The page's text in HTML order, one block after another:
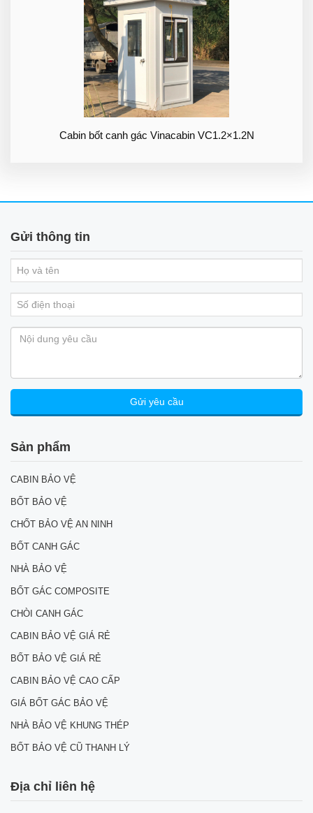
Cabin bốt canh gác Vinacabin VC1.2×1.2N
Gửi thông tin
Sản phẩm
CABIN BẢO VỆ
BỐT BẢO VỆ
CHỐT BẢO VỆ AN NINH
BỐT CANH GÁC
NHÀ BẢO VỆ
BỐT GÁC COMPOSITE
CHÒI CANH GÁC
CABIN BẢO VỆ GIÁ RẺ
BỐT BẢO VỆ GIÁ RẺ
CABIN BẢO VỆ CAO CẤP
GIÁ BỐT GÁC BẢO VỆ
NHÀ BẢO VỆ KHUNG THÉP
BỐT BẢO VỆ CŨ THANH LÝ
Địa chỉ liên hệ